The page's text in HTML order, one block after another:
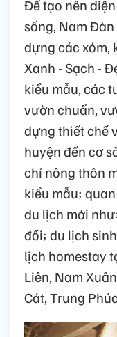
Để tạo nên
sống, Nam
dựng các xóm,
Xanh - Sạch -
kiểu mẫu, các
vườn chuẩn,
dựng thiết chế
huyện đến cơ
chí nông thôn
kiểu mẫu;
du lịch mới
đồi; du lịch
lịch homestay
Liên, Nam
Cát, Trung